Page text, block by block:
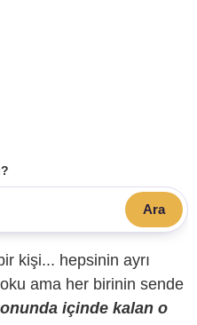
Ara
kişi... hepsinin ayrı
ama her birinin sende
içinde kalan o